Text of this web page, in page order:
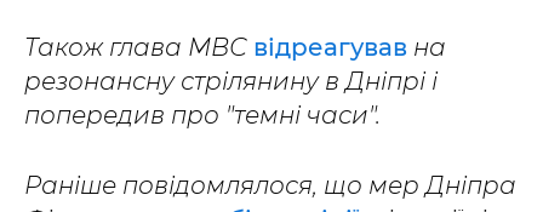
Також глава МВС відреагував на
резонансну стрілянину в Дніпрі і
попередив про "темні часи".
Раніше повідомлялося, що мер Дніпра